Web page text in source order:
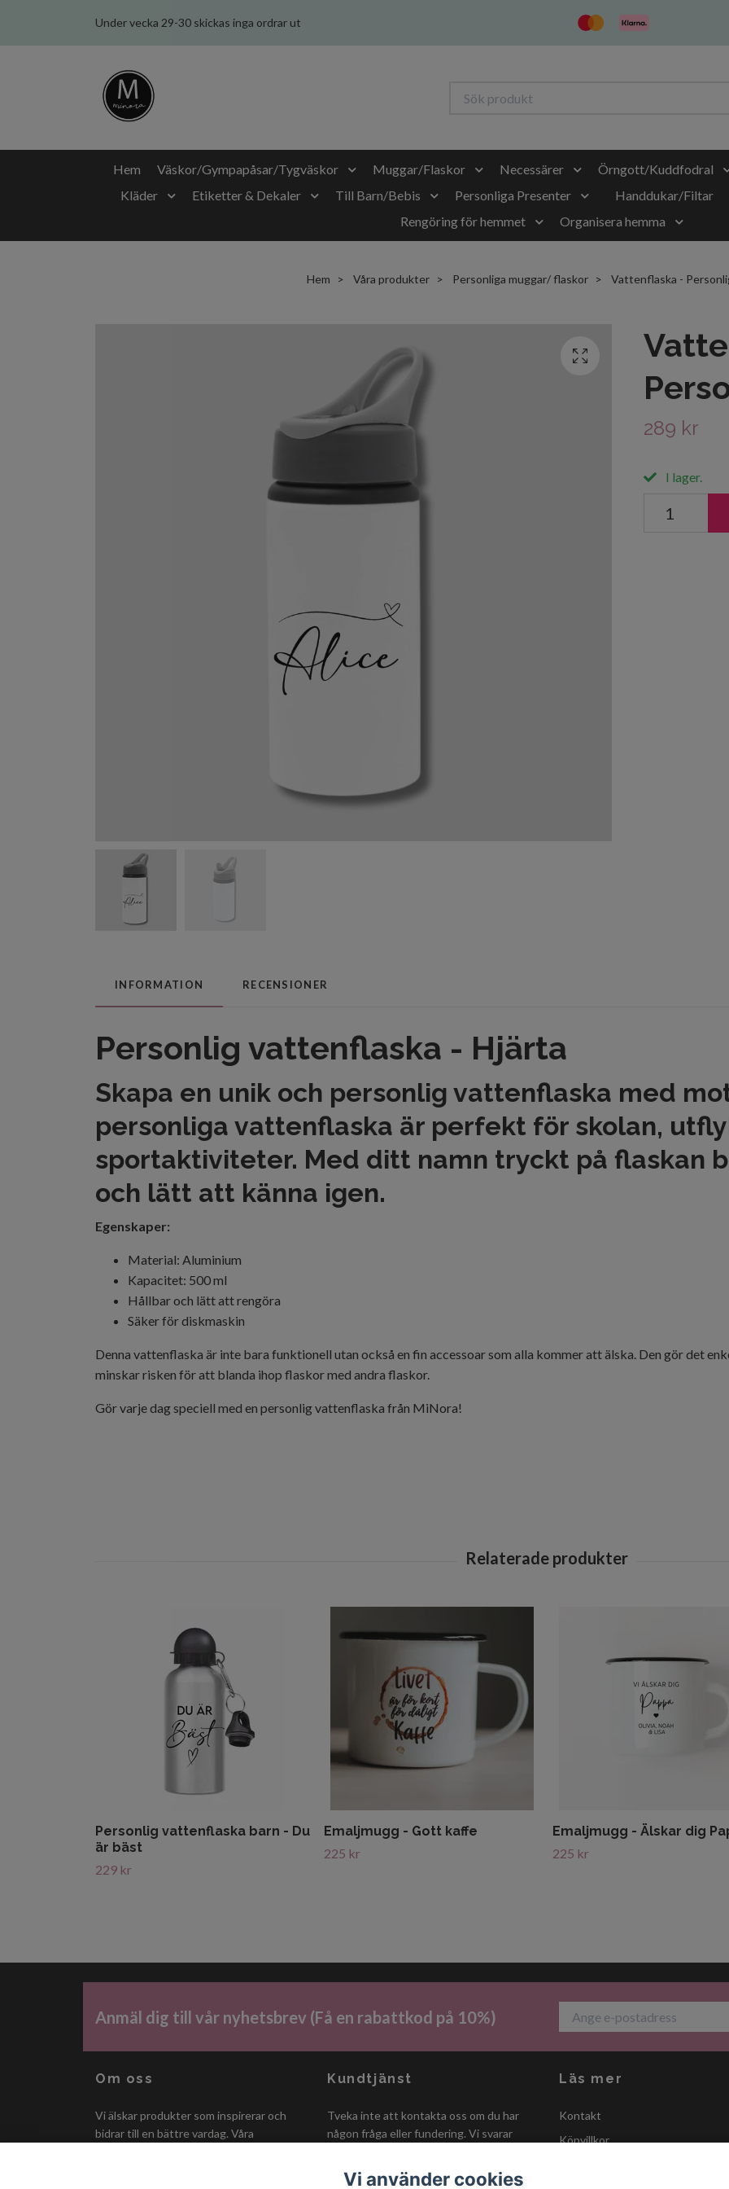
Under vecka 29-30 skickas inga ordrar ut
Hem Väskor/Gympapåsar/Tygväskor Muggar/Flaskor Necessärer Örngott/Kuddfodral
Kläder
Etiketter & Dekaler Till Barn/Bebis Personliga Presenter Handdukar/Filtar
Rengöring för hemmet
Organisera hemma
Hem Våra produkter Personliga muggar/ flaskor Vattenflaska -
289 kr
I lager.
INFORMATION RECENSIONER
Personlig vattenflaska - Hjärta
Skapa en unik och personlig vattenflaska med
personliga vattenflaska är perfekt för skolan,
sportaktiviteter. Med ditt namn tryckt på flaskan
och lätt att känna igen.
Egenskaper:
Material: Aluminium
Kapacitet: 500 ml
Hållbar och lätt att rengöra
Säker för diskmaskin
Denna vattenflaska är inte bara funktionell utan också en fin accessoar som alla kommer att älska. Den gör det
minskar risken för att blanda ihop flaskor med andra flaskor.
Gör varje dag speciell med en personlig vattenflaska från MiNora!
Personlig vattenflaska barn - Du
är bäst
229 kr
Emaljmugg - Gott kaffe
225 kr
Emaljmugg - Älskar dig
225 kr
Anmäl dig till vår nyhetsbrev (Få en rabattkod på 10%)
Om oss
Vi älskar produkter som inspirerar och
bidrar till en bättre vardag. Våra
Kundtjänst
Tveka inte att kontakta oss om du har
någon fråga eller fundering. Vi svarar
Läs mer
Kontakt
Köpvillkor
Vi använder cookies